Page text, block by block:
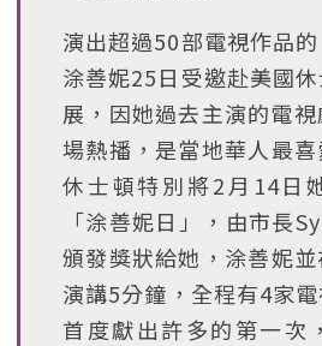
演出超過50部電視作品
涂善妮25日受邀赴美國
展，因她過去主演的電
場熱播，是當地華人最喜
休士頓特別將2月14日
「涂善妮日」，由市長
頒發獎狀給她，涂善妮
演講5分鐘，全程有4家電
首度獻出許多的第一次